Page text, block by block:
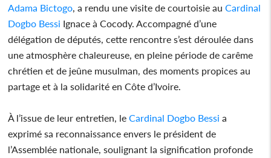
Adama Bictogo, a rendu une visite de courtoisie auCardinal
Dogbo Bessi Ignace à Cocody. Accompagné d’une
délégation de députés, cette rencontre s’est déroulée dans
une atmosphère chaleureuse, en pleine période de carême
chrétien et de jeûne musulman, des moments propices au
partage et à la solidarité en Côte d’Ivoire.
À l’issue de leur entretien, leCardinal Dogbo Bessi a
exprimé sa reconnaissance envers le président de
l’Assemblée nationale, soulignant la signification profonde